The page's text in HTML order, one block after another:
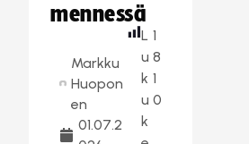
mennessä
Markku
Huopon
en
01.07.2
L
u
k
u
k
1
8
1
0